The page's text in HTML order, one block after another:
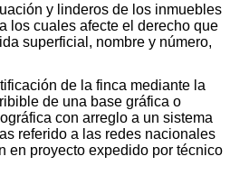
y linderos de los inmuebles
los cuales afecte el derecho que
superficial, nombre y número,
de la finca mediante la
de una base gráfica o
con arreglo a un sistema
referido a las redes nacionales
en proyecto expedido por técnico